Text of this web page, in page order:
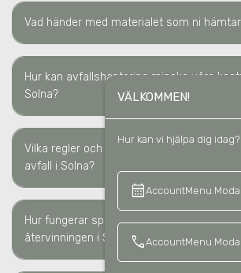
VÄLKOMMEN!
Hur kan vi hjälpa dig idag?
calendar_month
call
Vad händer med materialet som ni hämtar
Hur kan avfallshantering minska våra
Solna?
Vilka regler och lagkrav måste vi följa för
avfall i Solna?
Hur fungerar spårbarheten av
återvinningen i Solna?